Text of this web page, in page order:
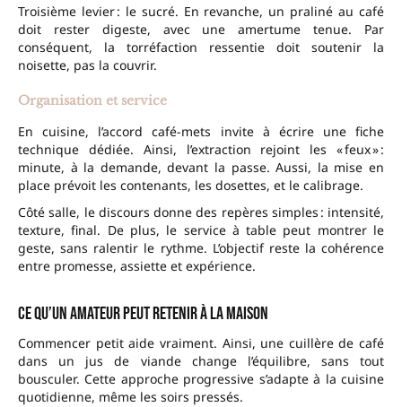
Troisième levier : le sucré. En revanche, un praliné au café
doit rester digeste, avec une amertume tenue. Par
conséquent, la torréfaction ressentie doit soutenir la
noisette, pas la couvrir.
Organisation et service
En cuisine, l’accord café-mets invite à écrire une fiche
technique dédiée. Ainsi, l’extraction rejoint les « feux » :
minute, à la demande, devant la passe. Aussi, la mise en
place prévoit les contenants, les dosettes, et le calibrage.
Côté salle, le discours donne des repères simples : intensité,
texture, final. De plus, le service à table peut montrer le
geste, sans ralentir le rythme. L’objectif reste la cohérence
entre promesse, assiette et expérience.
Ce qu’un amateur peut retenir à la maison
Commencer petit aide vraiment. Ainsi, une cuillère de café
dans un jus de viande change l’équilibre, sans tout
bousculer. Cette approche progressive s’adapte à la cuisine
quotidienne, même les soirs pressés.